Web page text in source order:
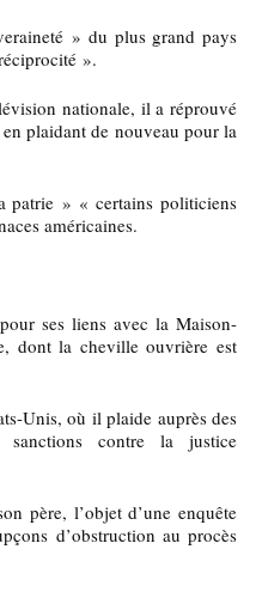
» du plus grand pays
».
nationale, il a réprouvé
plaidant de nouveau pour la
patrie » « certains politiciens
américaines.
ses liens avec la Maison-
dont la cheville ouvrière est
Unis, où il plaide auprès des
sanctions contre la justice
père, l’objet d’une enquête
d’obstruction au procès